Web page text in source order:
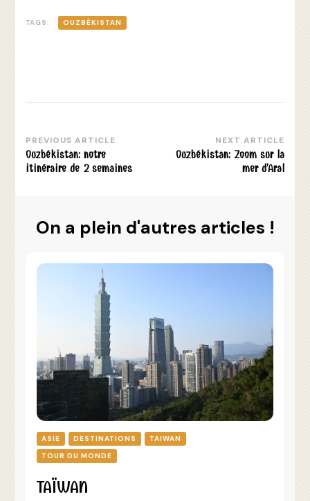
TAGS: OUZBÉKISTAN
Post
Navigation
PREVIOUS ARTICLE
Ouzbékistan: notre
itinéraire de 2 semaines
NEXT ARTICLE
Ouzbékistan: Zoom sur la
mer d’Aral
On a plein d'autres articles !
ASIE DESTINATIONS
TAIWAN
TOUR DU MONDE
TAÏWAN